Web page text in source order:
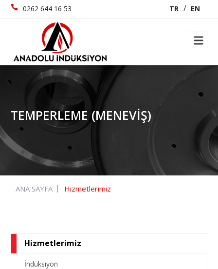
0262 644 16 53 TR EN
TEMPERLEME (MENEVIŞ)
ANA SAYFA Hizmetlerimiz
Hizmetlerimiz
İndüksiyon